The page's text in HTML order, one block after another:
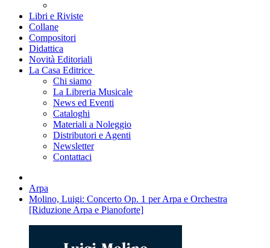
Libri e Riviste
Collane
Compositori
Didattica
Novità Editoriali
La Casa Editrice
Chi siamo
La Libreria Musicale
News ed Eventi
Cataloghi
Materiali a Noleggio
Distributori e Agenti
Newsletter
Contattaci
Arpa
Molino, Luigi: Concerto Op. 1 per Arpa e Orchestra
[Riduzione Arpa e Pianoforte]